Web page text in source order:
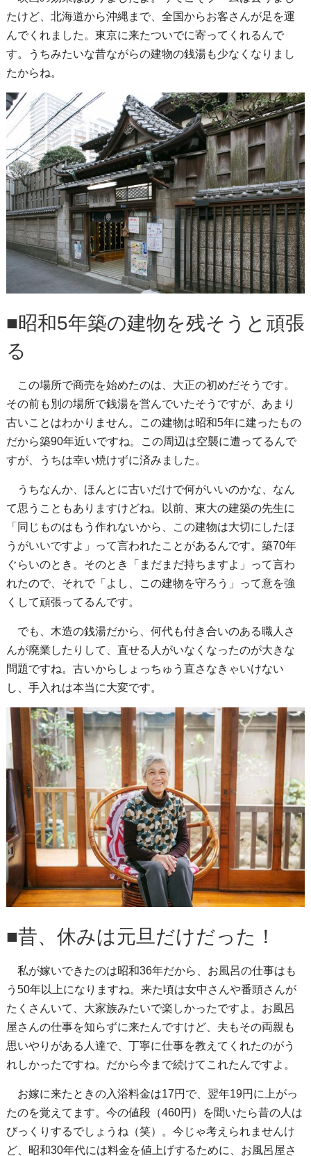
たけど、北海道から沖縄まで、全国からお客さんが足を運
んでくれました。東京に来たついでに寄ってくれるんで
す。うちみたいな昔ながらの建物の銭湯も少なくなりまし
たからね。
■昭和5年築の建物を残そうと頑張
る
この場所で商売を始めたのは、大正の初めだそうです。
その前も別の場所で銭湯を営んでいたそうですが、あまり
古いことはわかりません。この建物は昭和5年に建ったもの
だから築90年近いですね。この周辺は空襲に遭ってるんで
すが、うちは幸い焼けずに済みました。
うちなんか、ほんとに古いだけで何がいいのかな、なん
て思うこともありますけどね。以前、東大の建築の先生に
「同じものはもう作れないから、この建物は大切にしたほ
うがいいですよ」って言われたことがあるんです。築70年
ぐらいのとき。そのとき「まだまだ持ちますよ」って言わ
れたので、それで「よし、この建物を守ろう」って意を強
くして頑張ってるんです。
でも、木造の銭湯だから、何代も付き合いのある職人さ
んが廃業したりして、直せる人がいなくなったのが大きな
問題ですね。古いからしょっちゅう直さなきゃいけない
し、手入れは本当に大変です。
■昔、休みは元旦だけだった！
私が嫁いできたのは昭和36年だから、お風呂の仕事はも
う50年以上になりますね。来た頃は女中さんや番頭さんが
たくさんいて、大家族みたいで楽しかったですよ。お風呂
屋さんの仕事を知らずに来たんですけど、夫もその両親も
思いやりがある人達で、丁寧に仕事を教えてくれたのがう
れしかったですね。だから今まで続けてこれたんですよ。
お嫁に来たときの入浴料金は17円で、翌年19円に上がっ
たのを覚えてます。今の値段（460円）を聞いたら昔の人は
びっくりするでしょうね（笑）。今じゃ考えられませんけ
ど、昭和30年代には料金を値上げするために、お風呂屋さ